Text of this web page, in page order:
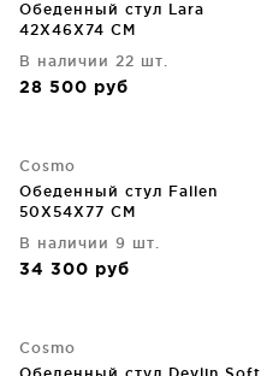
Обеденный стул Lara
42X46X74 CM
В наличии 22 шт.
28 500 руб
Cosmo
Обеденный стул Fallen
50X54X77 CM
В наличии 9 шт.
34 300 руб
Cosmo